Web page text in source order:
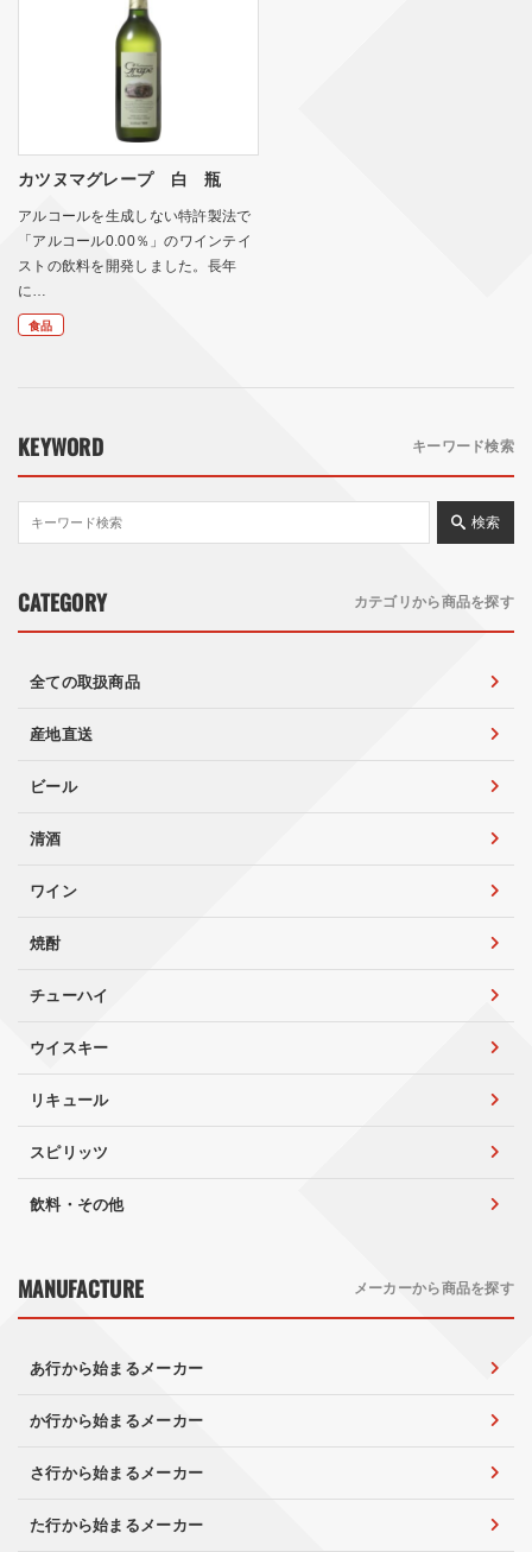
カツヌマグレープ 白 瓶
アルコールを生成しない特許製法で
「アルコール0.00％」のワインテイ
ストの飲料を開発しました。長年
に…
食品
KEYWORD キーワード検索
検索
CATEGORY カテゴリから商品を探す
全ての取扱商品
産地直送
ビール
清酒
ワイン
焼酎
チューハイ
ウイスキー
リキュール
スピリッツ
飲料・その他
MANUFACTURE メーカーから商品を探す
あ行から始まるメーカー
か行から始まるメーカー
さ行から始まるメーカー
た行から始まるメーカー